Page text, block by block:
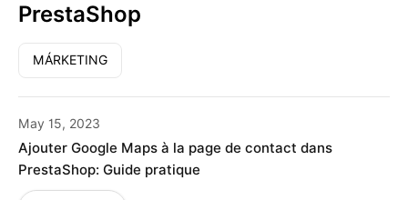
PrestaShop
MÁRKETING
May 15, 2023
Ajouter Google Maps à la page de contact dans
PrestaShop: Guide pratique